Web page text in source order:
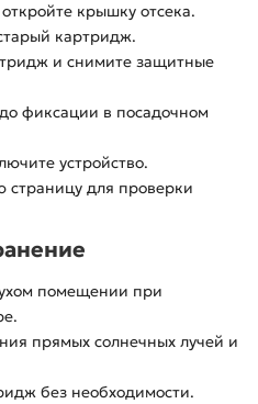
крышку отсека.
картридж.
и снимите защитные
фиксации в посадочном
устройство.
страницу для проверки
помещении при
прямых солнечных лучей и
без необходимости.